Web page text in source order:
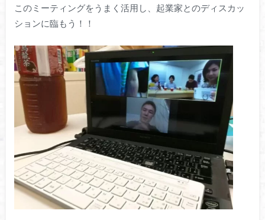
このミーティングをうまく活用し、起業家とのディスカッ
ションに臨もう！！